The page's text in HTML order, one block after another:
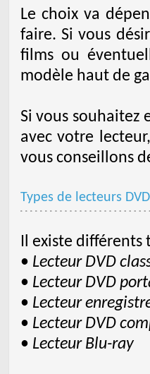
Le choix va
faire. Si vous
films ou
modèle haut de
Si vous souhaitez
avec votre
vous conseillons
Types de lecteurs DVD
Il existe différents
• Lecteur DVD
• Lecteur DVD
• Lecteur
• Lecteur DVD
• Lecteur Blu-ray